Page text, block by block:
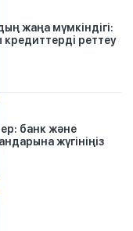
жаңа мүмкіндігі:
кредиттерді реттеу
банк және
жүгініңіз